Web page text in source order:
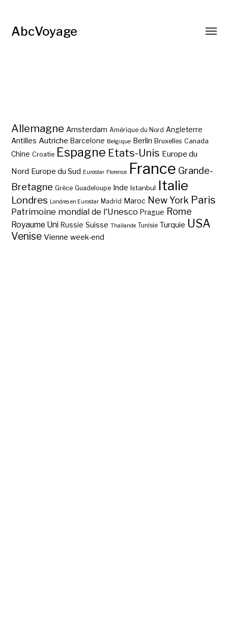
AbcVoyage
Allemagne Amsterdam Amérique du Nord Angleterre
Antilles Autriche Barcelone Belgique Berlin Bruxelles Canada
Chine Croatie Espagne Etats-Unis Europe du
Nord Europe du Sud Eurostar Florence France Grande-
Bretagne Grèce Guadeloupe Inde Istanbul Italie
Londres Londres en Eurostar Madrid Maroc New York Paris
Patrimoine mondial de l'Unesco Prague Rome
Royaume Uni Russie Suisse Thaïlande Tunisie Turquie USA
Venise Vienne week-end